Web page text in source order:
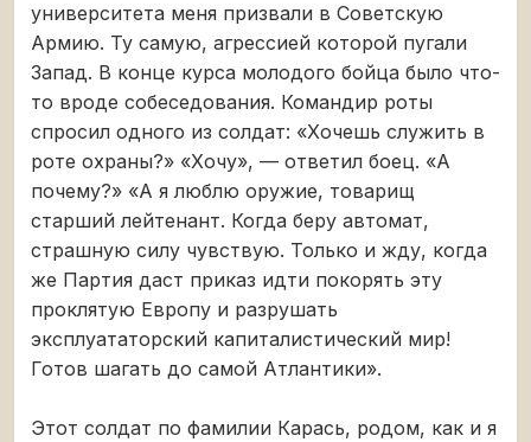
университета меня призвали в Советскую
Армию. Ту самую, агрессией которой пугали
Запад. В конце курса молодого бойца было что-
то вроде собеседования. Командир роты
спросил одного из солдат: «Хочешь служить в
роте охраны?» «Хочу», — ответил боец. «А
почему?» «А я люблю оружие, товарищ
старший лейтенант. Когда беру автомат,
страшную силу чувствую. Только и жду, когда
же Партия даст приказ идти покорять эту
проклятую Европу и разрушать
эксплуататорский капиталистический мир!
Готов шагать до самой Атлантики».
Этот солдат по фамилии Карась, родом, как и я